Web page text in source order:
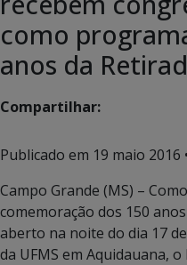
como
anos da
Compartilhar:
Publicado em 19 maio 2016
Campo Grande (MS) –
comemoração dos 150
aberto na noite do dia 17
da UFMS em Aquidauana,